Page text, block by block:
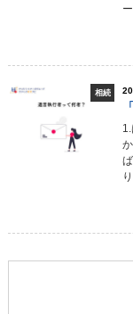
相続